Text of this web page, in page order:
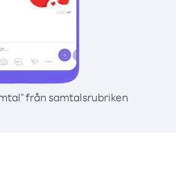
från samtalsrubriken